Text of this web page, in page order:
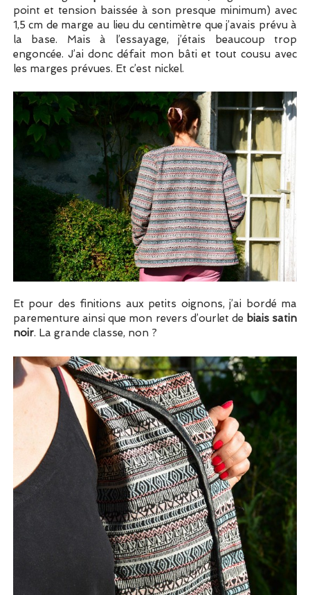
point et tension baissée à son presque minimum) avec
1,5 cm de marge au lieu du centimètre que j’avais prévu à
la base. Mais à l’essayage, j’étais beaucoup trop
engoncée. J’ai donc défait mon bâti et tout cousu avec
les marges prévues. Et c’est nickel.
Et pour des finitions aux petits oignons, j’ai bordé ma
parementure ainsi que mon revers d’ourlet de biais satin
noir. La grande classe, non ?